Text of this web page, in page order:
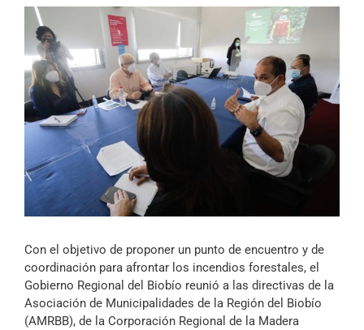
Noticias
Reportajes
Columnas
Música Clásica
Archivo Sonoro
Ver
imagen
más
grande
Con el objetivo de proponer un punto de encuentro y de
coordinación para afrontar los incendios forestales, el
Gobierno Regional del Biobío reunió a las directivas de la
Asociación de Municipalidades de la Región del Biobío
(AMRBB), de la Corporación Regional de la Madera